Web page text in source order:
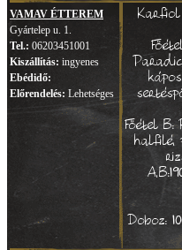
VAMAV ÉTTEREM
Gyártelep u. 1.
Tel.: 06203451001
Kiszállítás: ingyenes
Ebédidő:
Előrendelés: Lehetséges
Karfiol
Föétel
halfilé,
Doboz: